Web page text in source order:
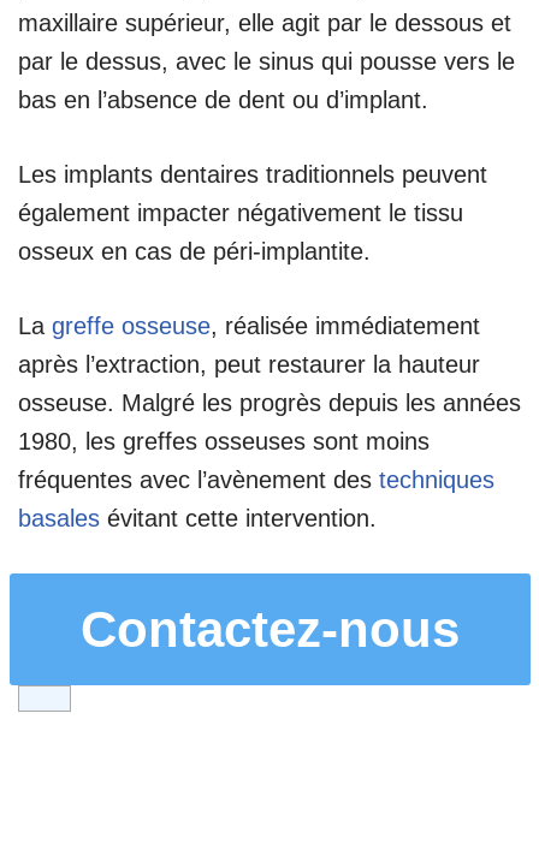
maxillaire supérieur, elle agit par le dessous et
par le dessus, avec le sinus qui pousse vers le
bas en l’absence de dent ou d’implant.
Les implants dentaires traditionnels peuvent
également impacter négativement le tissu
osseux en cas de péri-implantite.
La greffe osseuse, réalisée immédiatement
après l’extraction, peut restaurer la hauteur
osseuse. Malgré les progrès depuis les années
1980, les greffes osseuses sont moins
fréquentes avec l’avènement des techniques
basales évitant cette intervention.
Contactez-nous